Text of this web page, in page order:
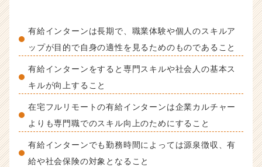
有給インターンは長期で、職業体験や個人のスキルア
ップが目的で自身の適性を見るためのものであること
有給インターンをすると専門スキルや社会人の基本ス
キルが向上すること
在宅フルリモートの有給インターンは企業カルチャー
よりも専門職でのスキル向上のためにすること
有給インターンでも勤務時間によっては源泉徴収、有
給や社会保険の対象となること